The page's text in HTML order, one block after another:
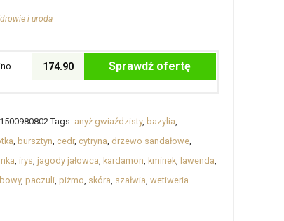
i uroda
174.90 Sprawdź ofertę
Tags: anyż gwiaździsty, bazylia,
, bursztyn, cedr, cytryna, drzewo sandałowe,
, irys, jagody jałowca, kardamon, kminek, lawenda,
, paczuli, piżmo, skóra, szałwia, wetiweria